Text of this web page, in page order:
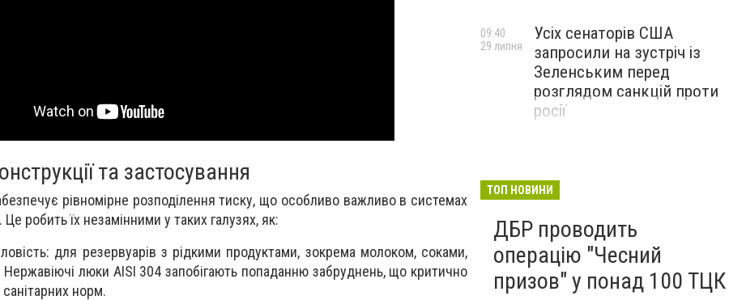
та застосування
рівномірне розподілення тиску, що особливо важливо в системах
робить їх незамінними у таких галузях, як:
для резервуарів з рідкими продуктами, зокрема молоком, соками,
люки AISI 304 запобігають попаданню забруднень, що критично
норм.
Усіх сенаторів США
запросили на зустріч із
Зеленським перед
розглядом санкцій проти
росії
09:40
29 липня
ТОП НОВИНИ
ДБР проводить
операцію "Чесний
призов" у понад 100 ТЦК